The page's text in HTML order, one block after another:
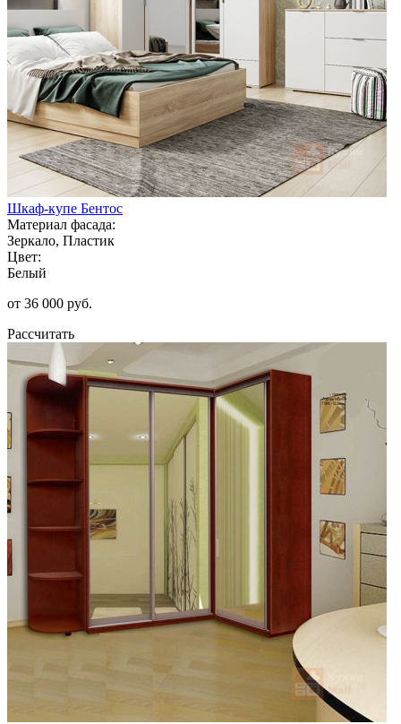
Шкаф-купе Бентос
Материал фасада:
Зеркало, Пластик
Цвет:
Белый
от 36 000 руб.
Рассчитать